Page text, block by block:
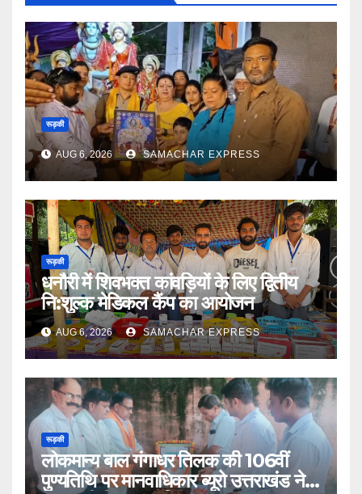
रूड़की
AUG 6, 2026 SAMACHAR EXPRESS
रूड़की
धनौरी में शिवभक्त कांवड़ियों के लिए द्वितीय
नि:शुल्क मेडिकल कैंप का आयोजन
AUG 6, 2026 SAMACHAR EXPRESS
रूड़की
लोकमान्य बाल गंगाधर तिलक की 106वीं
पुण्यतिथि पर मानवाधिकार ब्यूरो उत्तराखंड ने